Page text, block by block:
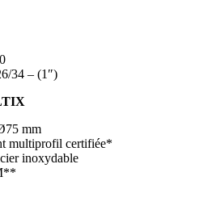
34 – (1″)
mm
multiprofil certifiée*
inoxydable